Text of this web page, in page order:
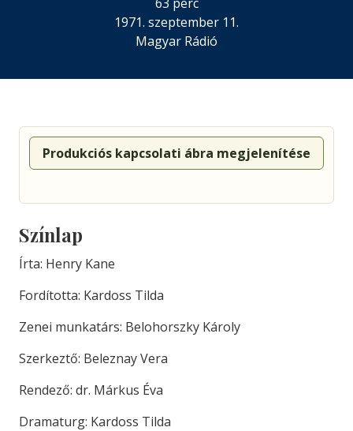
1971. szeptember 11.
Magyar Rádió
Produkciós kapcsolati ábra megjelenítése
Színlap
Írta: Henry Kane
Fordította: Kardoss Tilda
Zenei munkatárs: Belohorszky Károly
Szerkeztő: Beleznay Vera
Rendező: dr. Márkus Éva
Dramaturg: Kardoss Tilda